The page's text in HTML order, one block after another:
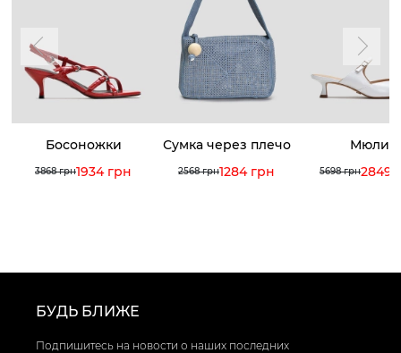
Босоножки
3868 грн1934 грн
Сумка через плечо
2568 грн1284 грн
Мюли
5698 грн2849
БУДЬ БЛИЖЕ
Подпишитесь на новости о наших последних